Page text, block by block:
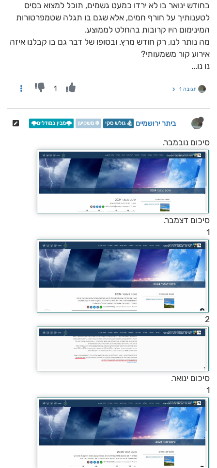
בחודש ינואר בו לא ירדו כמעט גשמים, תוכל למצוא בסיס
לטענותיך על חורף חמים, אלא שגם בו תגלה שטמפרטורות
המינימום היו קרובות בהחלט לממוצע.
מה נותר לנו, רק חודש מרץ. ובסופו של דבר גם בו קבלנו איזה
אירוע קור משמעותי?
נו נו...
תגובה 1 1
ביתר ירושמיים 🏂 גולש סקי ❄️ משקיען 🌩️מבין במודלים🌩️
סיכום נובמבר.
סיכום דצמבר.
1
2
סיכום ינואר.
1